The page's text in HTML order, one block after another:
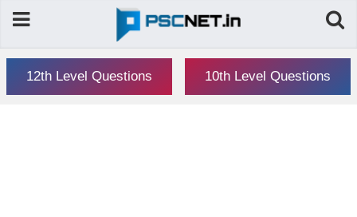
12th Level Questions 10th Level Questions